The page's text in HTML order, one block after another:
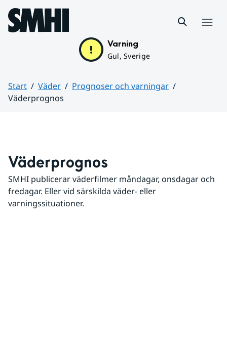
Hoppa till sidans innehåll
Varning
Gul, Sverige
Start Väder
Prognoser och varningar
Väderprognos
Väderprognos
SMHI publicerar väderfilmer måndagar, onsdagar och
fredagar. Eller vid särskilda väder- eller
varningssituationer.